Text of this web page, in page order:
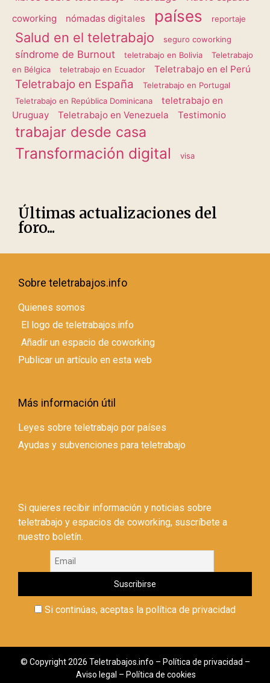
coworking
nómadas digitales países reportaje
Salud en el teletrabajo seguro coworking
síndrome de Burnout teletrabajo en Bolivia
Teletrabajo
en Bélgica
teletrabajo en Ecuador Teletrabajo en el Perú
Teletrabajo en España
Teletrabajo en Portugal
Teletrabajo en República Dominicana
teletrabajo en
Uruguay
Teletrabajo en Venezuela Testimonio
trabajar desde casa
Transformación digital visa
Últimas actualizaciones del
foro...
Sobre teletrabajos.info
Quienes somos
El logo de teletrabajos.info
Añadir un espacio de coworking
Publicar un artículo en esta web
Más información útil
Leyes sobre teletrabajo por países
Ayudas y subvenciones para teletrabajo
Si quieres recibir información y noticias sobre
teletrabajo y espacios de coworking, suscríbete a
nuestro boletín.
Si continúas, aceptas la política de privacidad
© Copyright 2026 Teletrabajos.info – Política de privacidad –
Aviso legal – Política de cookies